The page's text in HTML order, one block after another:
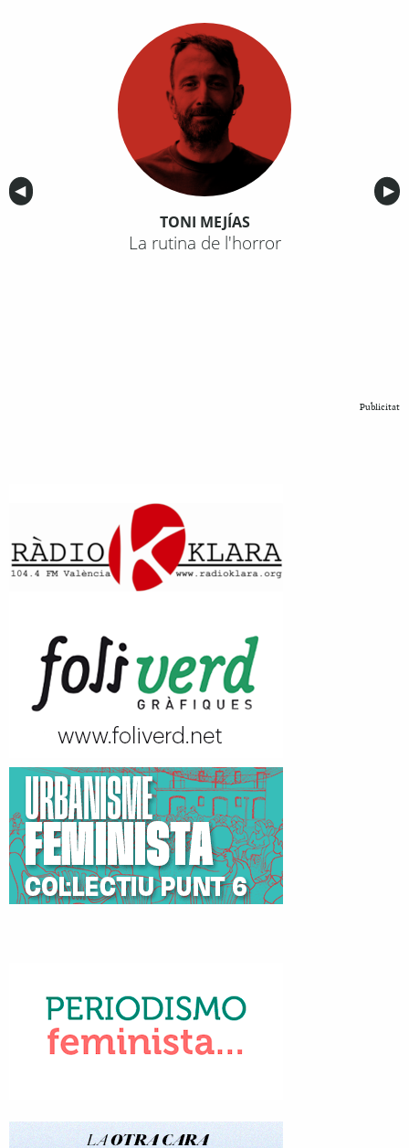
Anterior
◀︎ ▶︎
TONI MEJÍAS
La rutina de l'horror
Publicitat